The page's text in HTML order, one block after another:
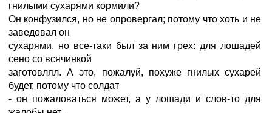
гнилыми сухарями кормили?
Он конфузился, но не опровергал; потому что хоть и не
заведовал он
сухарями, но все-таки был за ним грех: для лошадей
сено со всячинкой
заготовлял. А это, пожалуй, похуже гнилых сухарей
будет, потому что солдат
- он пожаловаться может, а у лошади и слов-то для